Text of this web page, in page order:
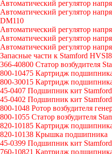
Автоматический регулятор
Автоматический регулятор
DM110
Автоматический регулятор
Автоматический регулятор
Автоматический регулятор
Запасные части к Stamford
366-40800 Статор возбудителя
800-10475 Картридж
800-30015 Картридж
45-0407 Подшипник кит Stamford
45-0402 Подшипник кит Stamford
800-1048 Ротор возбудителя
800-1055 Статор возбудителя
820-10185 Картридж
820-10138 Крышка подшипника
45-0399 Подшипник кит Stamford
760-10821 Картридж